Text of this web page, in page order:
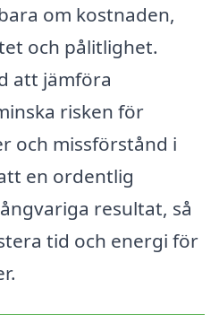
om kostnaden,
och pålitlighet.
att jämföra
risken för
och missförstånd i
en ordentlig
resultat, så
tid och energi för